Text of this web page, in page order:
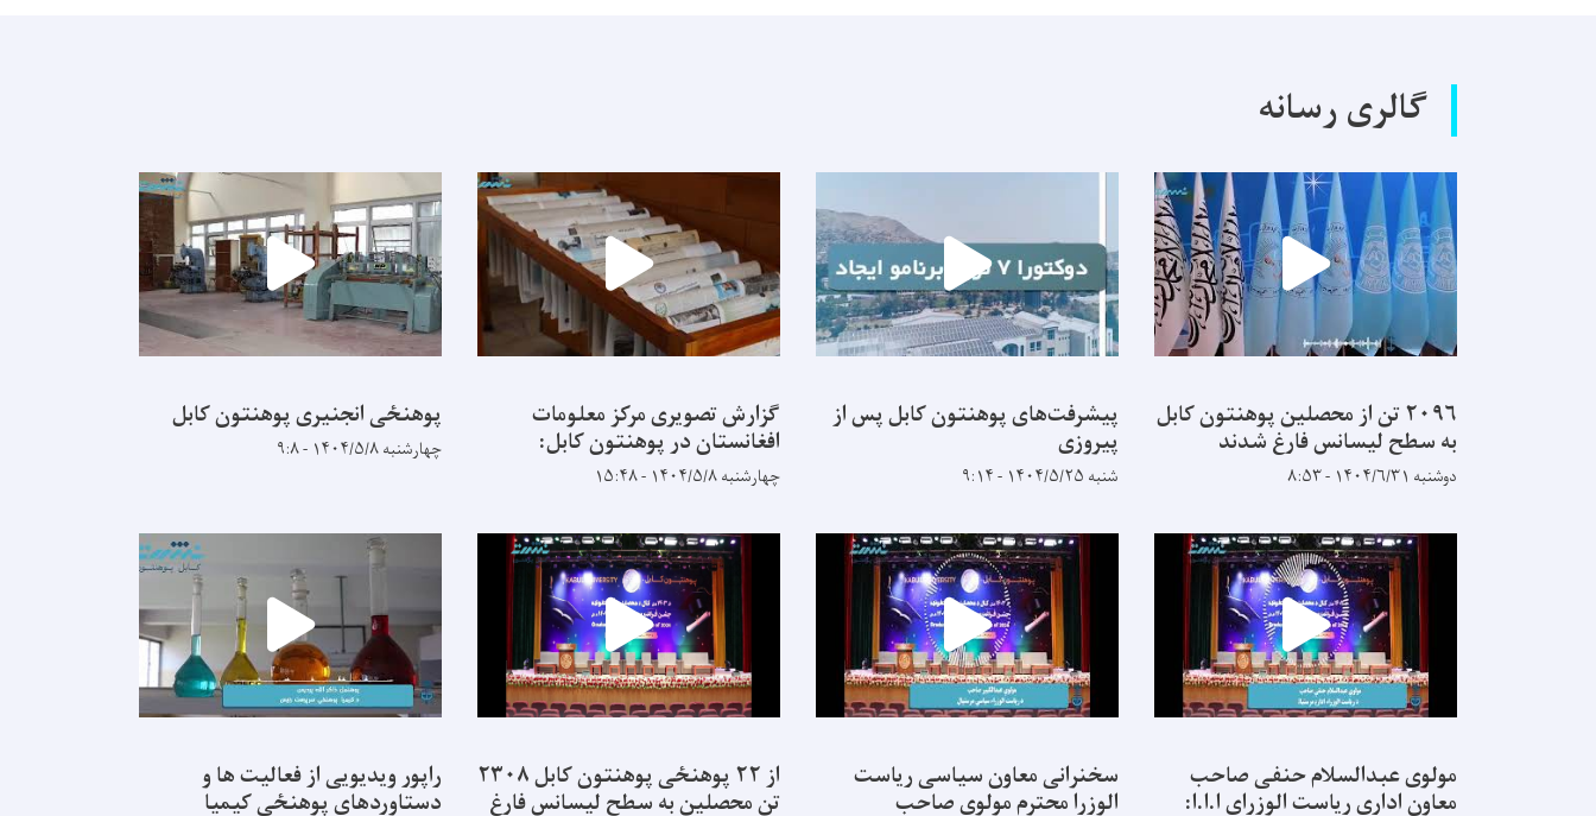
گالری رسانه
۲۰۹۶ تن از محصلین پوهنتون کابل
به سطح لیسانس فارغ شدند
دوشنبه ۱۴۰۴/۶/۳۱ - ۸:۵۳
پیشرفت‌های پوهنتون کابل پس از
پیروزی
شنبه ۱۴۰۴/۵/۲۵ - ۹:۱۴
گزارش تصویری مرکز معلومات
افغانستان در پوهنتون کابل:
چهارشنبه ۱۴۰۴/۵/۸ - ۱۵:۴۸
پوهنځی انجنیری پوهنتون کابل
چهارشنبه ۱۴۰۴/۵/۸ - ۹:۸
مولوی عبدالسلام حنفی صاحب
معاون اداری ریاست الوزرای ا.ا.ا:
سخنرانی معاون سیاسی ریاست
الوزرا محترم مولوی صاحب
از ۲۲ پوهنځی پوهنتون کابل ۲۳۰۸
تن محصلین به سطح لیسانس فارغ
راپور ویدیویی از فعالیت ها و
دستاوردهای پوهنځی کیمیا